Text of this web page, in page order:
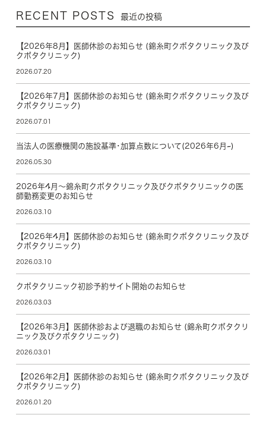
RECENT POSTS 最近の投稿
【2026年8月】医師休診のお知らせ (錦糸町クボタクリニック及び
クボタクリニック)
2026.07.20
【2026年7月】医師休診のお知らせ (錦糸町クボタクリニック及び
クボタクリニック)
2026.07.01
当法人の医療機関の施設基準･加算点数について(2026年6月~)
2026.05.30
2026年4月～錦糸町クボタクリニック及びクボタクリニックの医
師勤務変更のお知らせ
2026.03.10
【2026年4月】医師休診のお知らせ (錦糸町クボタクリニック及び
クボタクリニック)
2026.03.10
クボタクリニック初診予約サイト開始のお知らせ
2026.03.03
【2026年3月】医師休診および退職のお知らせ (錦糸町クボタクリ
ニック及びクボタクリニック)
2026.03.01
【2026年2月】医師休診のお知らせ (錦糸町クボタクリニック及び
クボタクリニック)
2026.01.20